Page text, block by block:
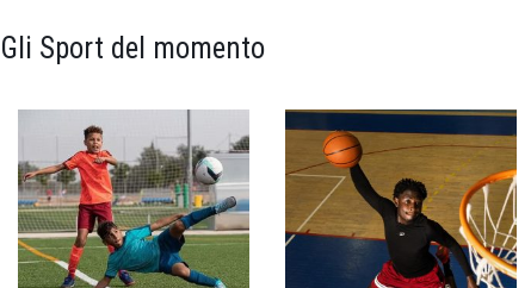
Gli Sport del momento